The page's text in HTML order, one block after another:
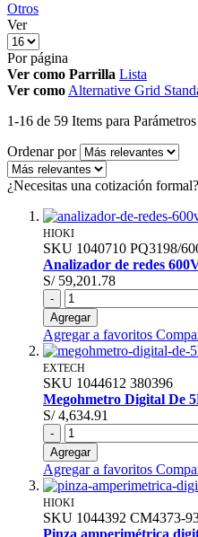
Otros
Ver
Por página
Ver como Parrilla Lista
Ver como Alternative Grid
1-16 de 59 Items para
Ordenar por
¿Necesitas una cotización formal?
HIOKI
SKU 1040710 PQ3198/
Analizador de redes
S/ 59,201.78
-
Agregar
Agregar a favoritos
EXTECH
SKU 1044612 380396
Megohmetro Digital De
S/ 4,634.91
-
Agregar
Agregar a favoritos
HIOKI
SKU 1044392 CM4373-